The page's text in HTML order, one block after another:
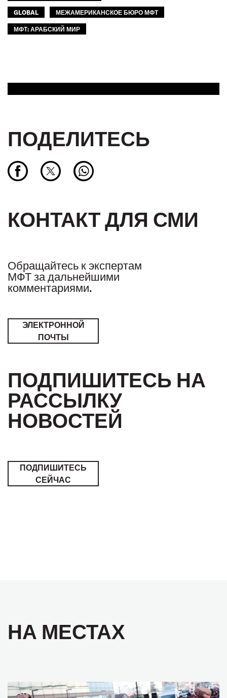
GLOBAL
МЕЖАМЕРИКАНСКОЕ БЮРО МФТ
МФТ: АРАБСКИЙ МИР
ПОДЕЛИТЕСЬ
КОНТАКТ ДЛЯ СМИ
Обращайтесь к экспертам
МФТ за дальнейшими
комментариями.
ЭЛЕКТРОННОЙ
ПОЧТЫ
ПОДПИШИТЕСЬ НА
РАССЫЛКУ
НОВОСТЕЙ
ПОДПИШИТЕСЬ
СЕЙЧАС
НА МЕСТАХ